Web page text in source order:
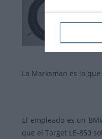
La Marksman es la
El empleado es un
que el Target LE-850